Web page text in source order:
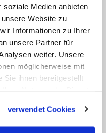
soziale Medien anbieten
Website zu
Informationen zu Ihrer
unsere Partner für
weiter. Unsere
möglicherweise mit
Sie ihnen bereitgestellt
verwendet Cookies
wieder
das
sei ein
so könne man
veränderte.
in